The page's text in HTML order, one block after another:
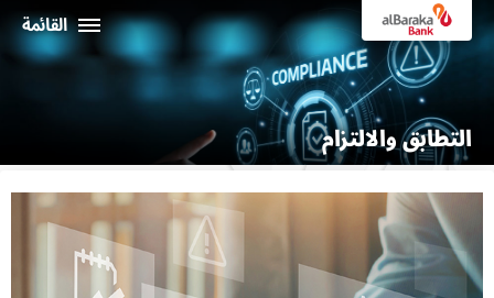
القائمة
أفراد
الشركـات
نبذة عن البركة
خدمات الإنترنت البنكي
التطابق والالتزام